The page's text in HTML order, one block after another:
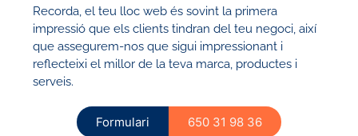
Recorda, el teu lloc web és sovint la primera
impressió que els clients tindran del teu negoci, així
que assegurem-nos que sigui impressionant i
reflecteixi el millor de la teva marca, productes i
serveis.
Formulari 650 31 98 36